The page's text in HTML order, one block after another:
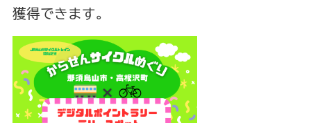
獲得できます。